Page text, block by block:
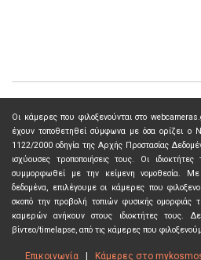
Οι κάμερες που φιλοξενούνται στο
έχουν τοποθετηθεί σύμφωνα με όσα ορίζει ο
1122/2000 οδηγία της Αρχής Προστασίας
ισχύουσες τροποποιήσεις τους. Οι
συμμορφωθεί με την κείμενη νομοθεσία.
δεδομένα, επιλέγουμε οι κάμερες που
σκοπό την προβολή τοπιών φυσικής
καμερών ανήκουν στους ιδιοκτήτες τους.
βίντεο/timelapse, από τις κάμερες που
Επικοινωνία| Κάμερες στο